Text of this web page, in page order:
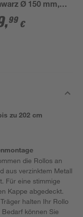
Ø 150 mm,
,99 €
zu 202 cm
die Rollos an
aus verzinktem Metall
Für eine stimmige
Kappe abgedeckt.
halten Ihr Rollo
können Sie